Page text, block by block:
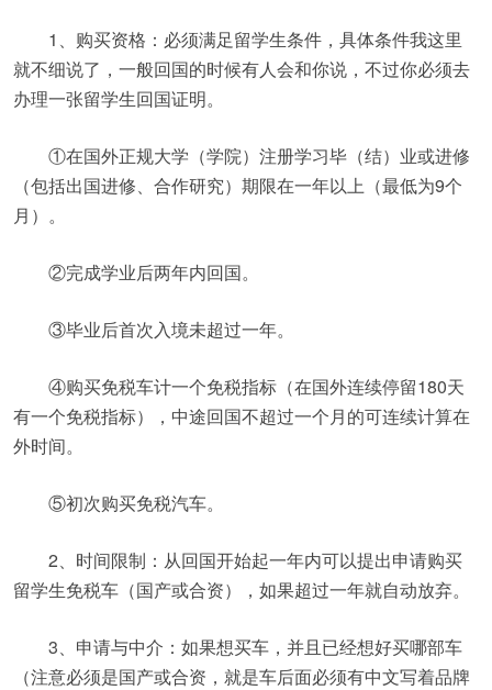
1、购买资格：必须满足留学生条件，具体条件我这里
就不细说了，一般回国的时候有人会和你说，不过你必须去
办理一张留学生回国证明。
①在国外正规大学（学院）注册学习毕（结）业或进修
（包括出国进修、合作研究）期限在一年以上（最低为9个
月）。
②完成学业后两年内回国。
③毕业后首次入境未超过一年。
④购买免税车计一个免税指标（在国外连续停留180天
有一个免税指标），中途回国不超过一个月的可连续计算在
外时间。
⑤初次购买免税汽车。
2、时间限制：从回国开始起一年内可以提出申请购买
留学生免税车（国产或合资），如果超过一年就自动放弃。
3、申请与中介：如果想买车，并且已经想好买哪部车
（注意必须是国产或合资，就是车后面必须有中文写着品牌